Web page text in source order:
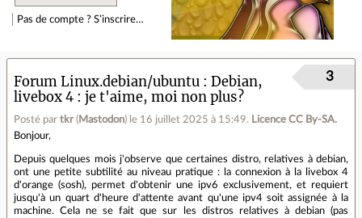
Pas de compte ? S’inscrire…
Forum Linux.debian/ubuntu
Debian,
livebox 4 : je t'aime, moi non plus?
Posté par tkr ( Mastodon) le 16 juillet 2025 à 15:49. Licence CC By‑SA.
3
Bonjour,
Depuis quelques mois j'observe que certaines distro, relatives à debian,
ont une petite subtilité au niveau pratique : la connexion à la livebox 4
d'orange (sosh), permet d'obtenir une ipv6 exclusivement, et requiert
jusqu'à un quart d'heure d'attente avant qu'une ipv4 soit assignée à la
machine. Cela ne se fait que sur les distros relatives à debian (pas